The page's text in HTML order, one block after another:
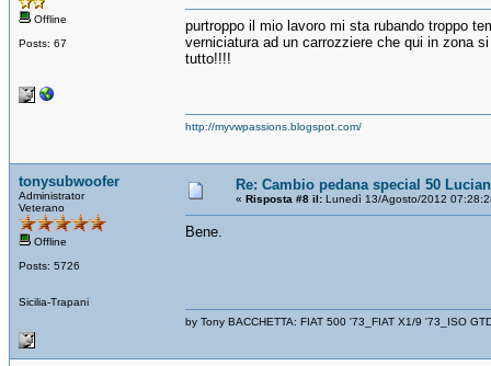
Offline
Posts: 67
purtroppo il mio lavoro mi sta rubando troppo
verniciatura ad un carrozziere che qui in zona
tutto!!!!
http://myvwpassions.blogspot.com/
tonysubwoofer
Administrator
Veterano
Offline
Posts: 5726
Sicilia-Trapani
Re: Cambio pedana special 50
« Risposta #8 il: Lunedì 13/Agosto/2012
Bene.
by Tony BACCHETTA: FIAT 500 '73_FIAT X1/9 '73_ISO